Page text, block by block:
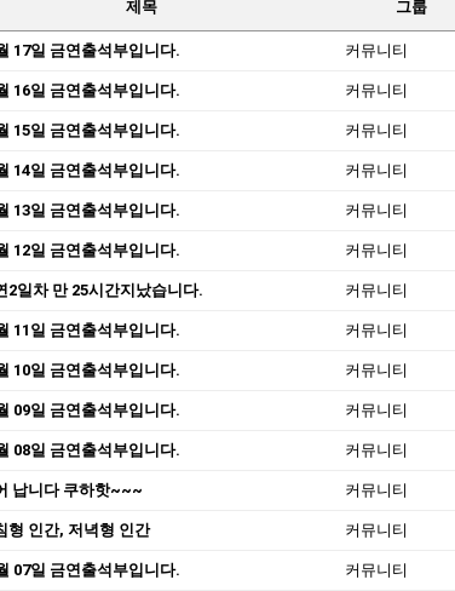
제목 그룹
17일 금연출석부입니다. 커뮤니티
16일 금연출석부입니다. 커뮤니티
15일 금연출석부입니다. 커뮤니티
14일 금연출석부입니다. 커뮤니티
13일 금연출석부입니다. 커뮤니티
12일 금연출석부입니다. 커뮤니티
2일차 만 25시간지났습니다. 커뮤니티
11일 금연출석부입니다. 커뮤니티
10일 금연출석부입니다. 커뮤니티
09일 금연출석부입니다. 커뮤니티
08일 금연출석부입니다. 커뮤니티
납니다 쿠하핫~~~ 커뮤니티
형 인간, 저녁형 인간 커뮤니티
07일 금연출석부입니다. 커뮤니티